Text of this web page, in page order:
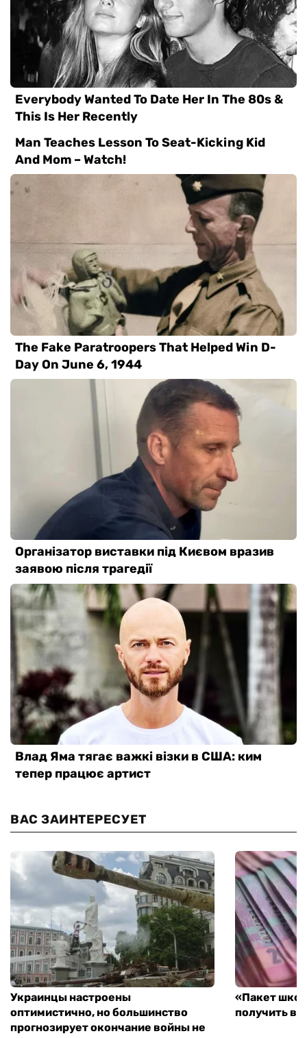
ВАС ЗАИНТЕРЕСУЕТ
Украинцы настроены
оптимистично, но большинство
прогнозирует окончание войны не
«Пакет
получить